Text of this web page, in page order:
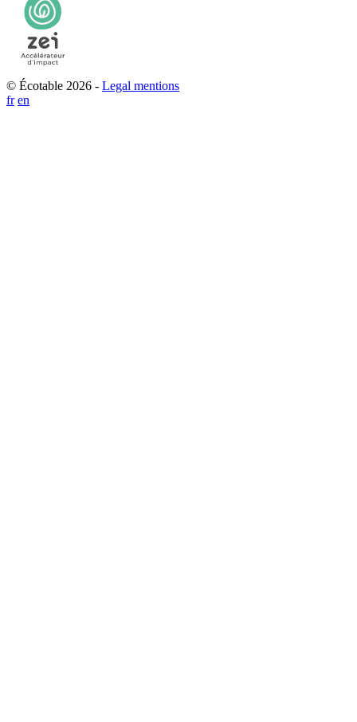
© Écotable 2026 - Legal mentions
fr en